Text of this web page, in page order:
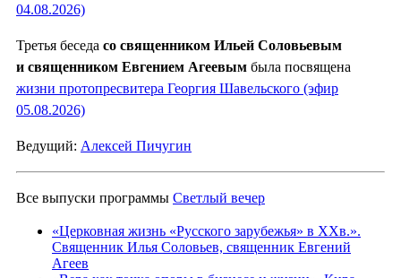
04.08.2026)
Третья беседа со священником Ильей Соловьевым
и священником Евгением Агеевым была посвящена
жизни протопресвитера Георгия Шавельского (эфир
05.08.2026)
Ведущий: Алексей Пичугин
Все выпуски программы Светлый вечер
«Церковная жизнь «Русского зарубежья» в ХХв.».
Священник Илья Соловьев, священник Евгений
Агеев